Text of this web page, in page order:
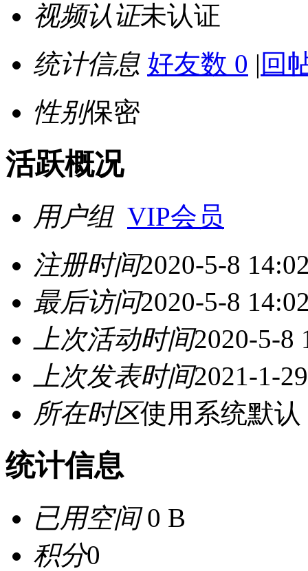
视频认证未认证
统计信息 好友数 0 | 回
性别保密
活跃概况
用户组 VIP会员
注册时间2020-5-8
最后访问2020-5-8
上次活动时间2020-5-8
上次发表时间2021-1-
所在时区使用系统默认
统计信息
已用空间0 B
积分0